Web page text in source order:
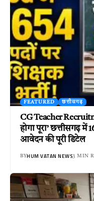
FEATURED छत्तीसगढ़
CG Teacher
होगा पूरा’ छत्तीसगढ़ में
आवेदन की पूरी डिटेल
BYHUM VATAN NEWS3 MIN